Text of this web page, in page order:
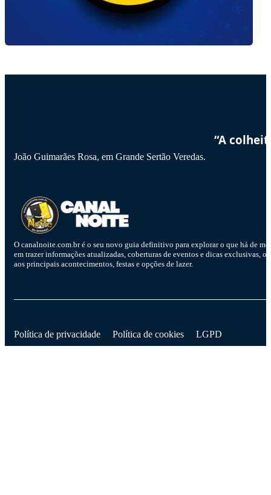
“A
João Guimarães Rosa, em Grande Sertão Veredas.
O canalnoite.com.br é o seu novo guia definitivo para explorar o que há de
em trazer informações atualizadas, coberturas de eventos e dicas exclusivas,
aos principais acontecimentos, festas e opções de lazer.
Política de privacidade Política de cookies LGPD